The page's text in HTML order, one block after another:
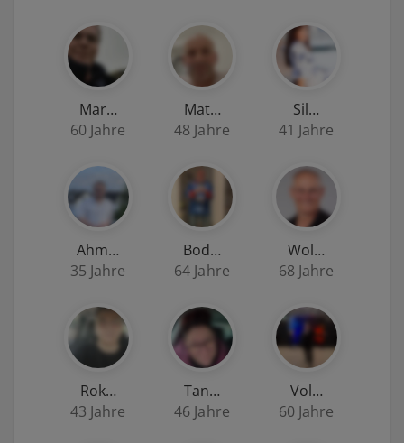
Mar…
60 Jahre
Mat…
48 Jahre
Sil…
41 Jahre
Ahm…
35 Jahre
Bod…
64 Jahre
Wol…
68 Jahre
Rok…
43 Jahre
Tan…
46 Jahre
Vol…
60 Jahre